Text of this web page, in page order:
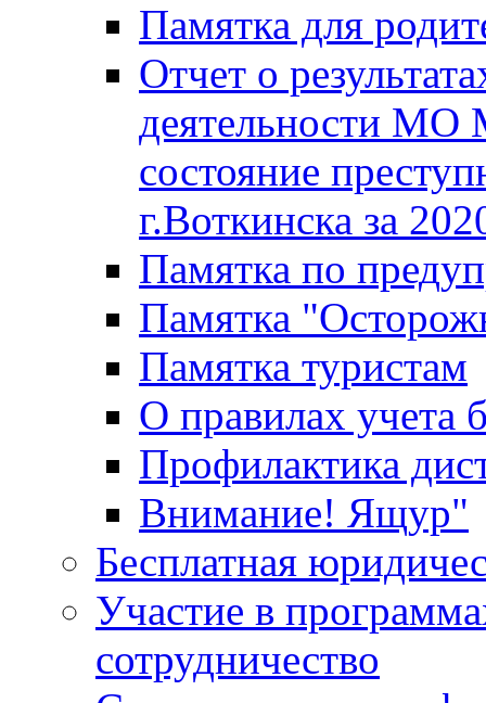
Памятка для
Отчет о
деятельности МО
состояние
г.Воткинска за
Памятка по
Памятка
Памятка туристам
О правилах учета
Профилактика
Внимание! Ящур"
Бесплатная
Участие в
сотрудничество